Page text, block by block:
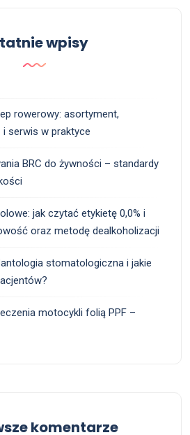
wpisy
rowerowy: asortyment,
serwis w praktyce
BRC do żywności – standardy
jak czytać etykietę 0,0% i
oraz metodę dealkoholizacji
stomatologiczna i jakie
motocykli folią PPF –
komentarze